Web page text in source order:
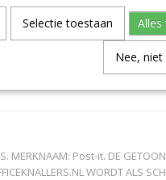
Post-it
MERKNAAM: Post-it. DE
WORDT ALS
Selectie toestaan Alles
Nee,